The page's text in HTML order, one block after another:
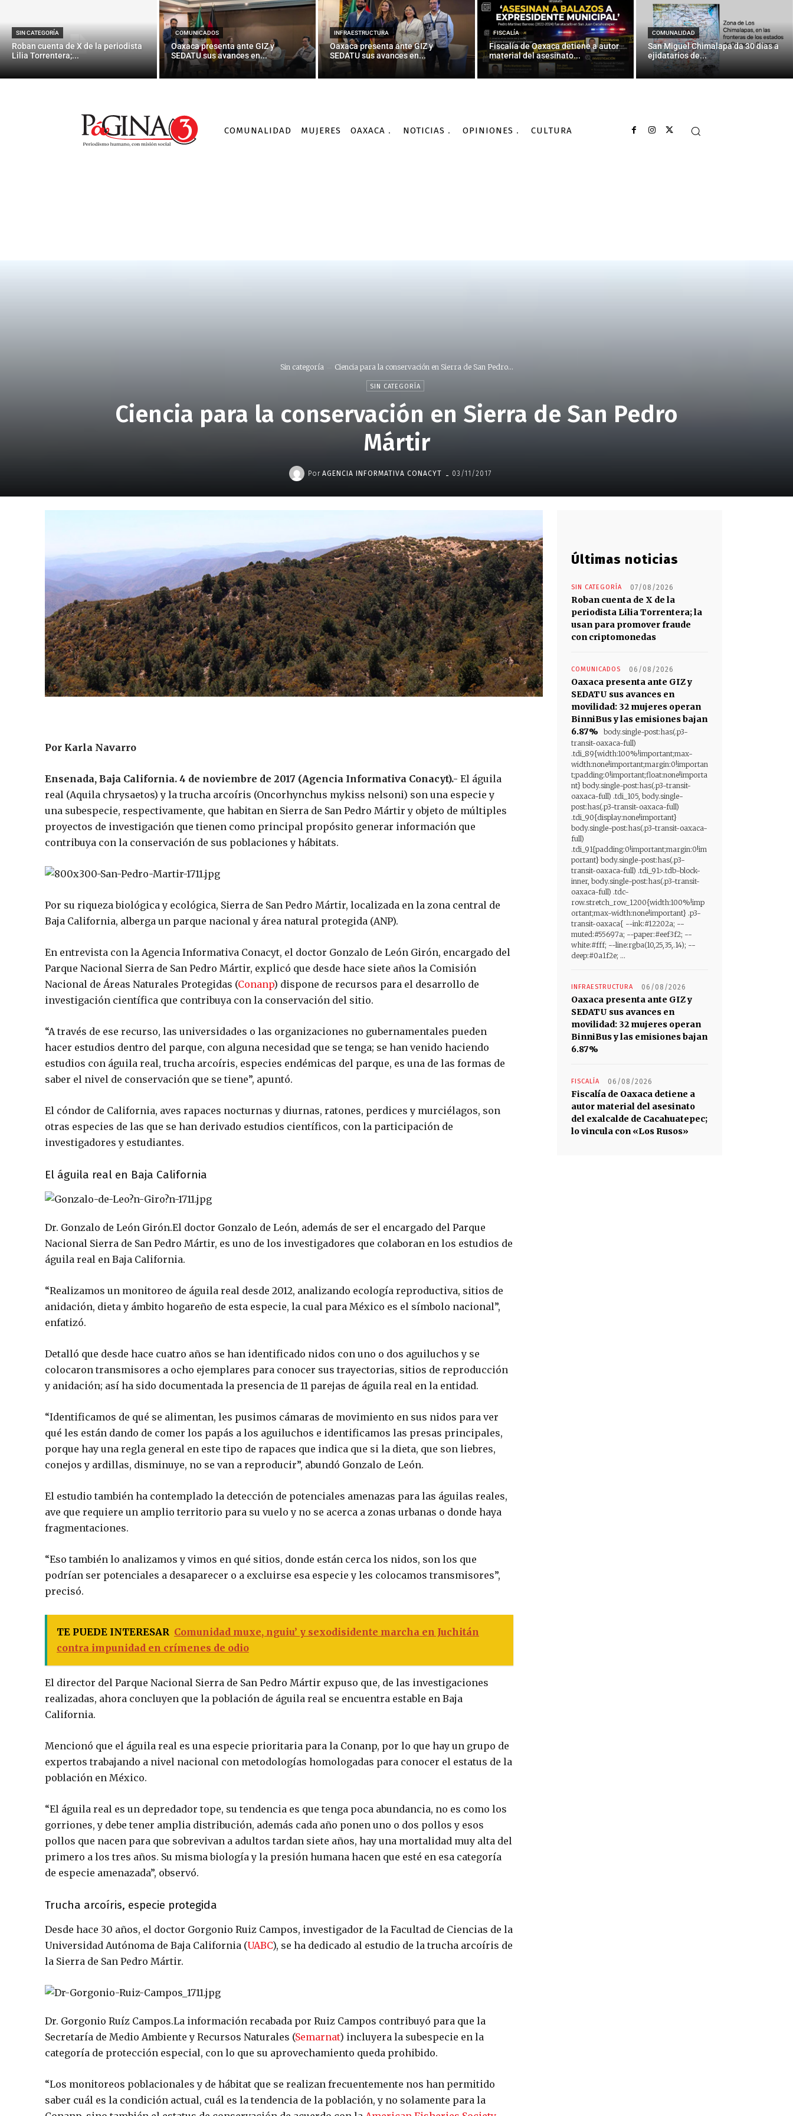
SIN CATEGORÍA
Roban cuenta de X de la periodista
Lilia Torrentera;...
COMUNICADOS
Oaxaca presenta ante GIZ y
SEDATU sus avances en...
INFRAESTRUCTURA
Oaxaca presenta ante GIZ y
SEDATU sus avances en...
FISCALÍA
Fiscalía de Oaxaca detiene a autor
material del asesinato...
COMUNALIDAD
San Miguel Chimalapa da 30 días a
ejidatarios de...
COMUNALIDAD MUJERES OAXACA NOTICIAS OPINIONES CULTURA
Sin categoría Ciencia para la conservación en Sierra de San Pedro...
SIN CATEGORÍA
Ciencia para la conservación en Sierra de San Pedro
Mártir
Por AGENCIA INFORMATIVA CONACYT - 03/11/2017
Por Karla Navarro
Ensenada, Baja California. 4 de noviembre de 2017 (Agencia Informativa Conacyt).- El águila
real (Aquila chrysaetos) y la trucha arcoíris (Oncorhynchus mykiss nelsoni) son una especie y
una subespecie, respectivamente, que habitan en Sierra de San Pedro Mártir y objeto de múltiples
proyectos de investigación que tienen como principal propósito generar información que
contribuya con la conservación de sus poblaciones y hábitats.
Por su riqueza biológica y ecológica, Sierra de San Pedro Mártir, localizada en la zona central de
Baja California, alberga un parque nacional y área natural protegida (ANP).
En entrevista con la Agencia Informativa Conacyt, el doctor Gonzalo de León Girón, encargado del
Parque Nacional Sierra de San Pedro Mártir, explicó que desde hace siete años la Comisión
Nacional de Áreas Naturales Protegidas (Conanp) dispone de recursos para el desarrollo de
investigación científica que contribuya con la conservación del sitio.
“A través de ese recurso, las universidades o las organizaciones no gubernamentales pueden
hacer estudios dentro del parque, con alguna necesidad que se tenga; se han venido haciendo
estudios con águila real, trucha arcoíris, especies endémicas del parque, es una de las formas de
saber el nivel de conservación que se tiene”, apuntó.
El cóndor de California, aves rapaces nocturnas y diurnas, ratones, perdices y murciélagos, son
otras especies de las que se han derivado estudios científicos, con la participación de
investigadores y estudiantes.
El águila real en Baja California
Dr. Gonzalo de León Girón.El doctor Gonzalo de León, además de ser el encargado del Parque
Nacional Sierra de San Pedro Mártir, es uno de los investigadores que colaboran en los estudios de
águila real en Baja California.
“Realizamos un monitoreo de águila real desde 2012, analizando ecología reproductiva, sitios de
anidación, dieta y ámbito hogareño de esta especie, la cual para México es el símbolo nacional”,
enfatizó.
Detalló que desde hace cuatro años se han identificado nidos con uno o dos aguiluchos y se
colocaron transmisores a ocho ejemplares para conocer sus trayectorias, sitios de reproducción
y anidación; así ha sido documentada la presencia de 11 parejas de águila real en la entidad.
“Identificamos de qué se alimentan, les pusimos cámaras de movimiento en sus nidos para ver
qué les están dando de comer los papás a los aguiluchos e identificamos las presas principales,
porque hay una regla general en este tipo de rapaces que indica que si la dieta, que son liebres,
conejos y ardillas, disminuye, no se van a reproducir”, abundó Gonzalo de León.
El estudio también ha contemplado la detección de potenciales amenazas para las águilas reales,
ave que requiere un amplio territorio para su vuelo y no se acerca a zonas urbanas o donde haya
fragmentaciones.
“Eso también lo analizamos y vimos en qué sitios, donde están cerca los nidos, son los que
podrían ser potenciales a desaparecer o a excluirse esa especie y les colocamos transmisores”,
precisó.
TE PUEDE INTERESAR Comunidad muxe, nguiu’ y sexodisidente marcha en Juchitán
contra impunidad en crímenes de odio
El director del Parque Nacional Sierra de San Pedro Mártir expuso que, de las investigaciones
realizadas, ahora concluyen que la población de águila real se encuentra estable en Baja
California.
Mencionó que el águila real es una especie prioritaria para la Conanp, por lo que hay un grupo de
expertos trabajando a nivel nacional con metodologías homologadas para conocer el estatus de la
población en México.
“El águila real es un depredador tope, su tendencia es que tenga poca abundancia, no es como los
gorriones, y debe tener amplia distribución, además cada año ponen uno o dos pollos y esos
pollos que nacen para que sobrevivan a adultos tardan siete años, hay una mortalidad muy alta del
primero a los tres años. Su misma biología y la presión humana hacen que esté en esa categoría
de especie amenazada”, observó.
Trucha arcoíris, especie protegida
Desde hace 30 años, el doctor Gorgonio Ruiz Campos, investigador de la Facultad de Ciencias de la
Universidad Autónoma de Baja California (UABC), se ha dedicado al estudio de la trucha arcoíris de
la Sierra de San Pedro Mártir.
Dr. Gorgonio Ruíz Campos.La información recabada por Ruiz Campos contribuyó para que la
Secretaría de Medio Ambiente y Recursos Naturales (Semarnat) incluyera la subespecie en la
categoría de protección especial, con lo que su aprovechamiento queda prohibido.
“Los monitoreos poblacionales y de hábitat que se realizan frecuentemente nos han permitido
saber cuál es la condición actual, cuál es la tendencia de la población, y no solamente para la
Últimas noticias
SIN CATEGORÍA 07/08/2026
Roban cuenta de X de la
periodista Lilia Torrentera; la
usan para promover fraude
con criptomonedas
COMUNICADOS 06/08/2026
Oaxaca presenta ante GIZ y
SEDATU sus avances en
movilidad: 32 mujeres operan
BinniBus y las emisiones bajan
6.87%
body.single-post:has(.p3-
transit-oaxaca-full)
.tdi_89{width:100%!important;max-
width:none!important;margin:0!importan
t;padding:0!important;float:none!importa
nt} body.single-post:has(.p3-transit-
oaxaca-full) .tdi_105, body.single-
post:has(.p3-transit-oaxaca-full)
.tdi_90{display:none!important}
body.single-post:has(.p3-transit-oaxaca-
full)
.tdi_91{padding:0!important;margin:0!im
portant} body.single-post:has(.p3-
transit-oaxaca-full) .tdi_91>.tdb-block-
inner, body.single-post:has(.p3-transit-
oaxaca-full) .tdc-
row.stretch_row_1200{width:100%!imp
ortant;max-width:none!important} .p3-
transit-oaxaca{ --ink:#12202a; --
muted:#55697a; --paper:#eef3f2; --
white:#fff; --line:rgba(10,25,35,.14); --
deep:#0a1f2e; ...
INFRAESTRUCTURA 06/08/2026
Oaxaca presenta ante GIZ y
SEDATU sus avances en
movilidad: 32 mujeres operan
BinniBus y las emisiones bajan
6.87%
FISCALÍA 06/08/2026
Fiscalía de Oaxaca detiene a
autor material del asesinato
del exalcalde de Cacahuatepec;
lo vincula con «Los Rusos»